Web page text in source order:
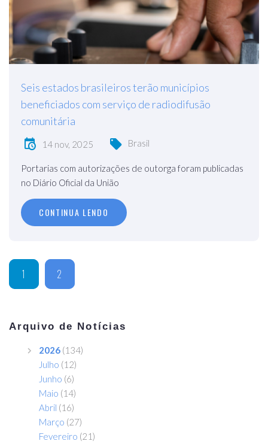
Seis estados brasileiros terão municípios
beneficiados com serviço de radiodifusão
comunitária
14 nov, 2025 Brasil
Portarias com autorizações de outorga foram publicadas
no Diário Oficial da União
CONTINUA LENDO
1 2
Arquivo de Notícias
2026 (134)
Julho (12)
Junho (6)
Maio (14)
Abril (16)
Março (27)
Fevereiro (21)